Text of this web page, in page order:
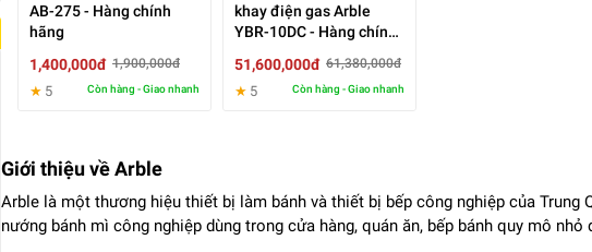
AB-275 - Hàng chính
hãng
1,400,000đ 1,900,000đ
★ 5 Còn hàng - Giao nhanh
khay điện gas Arble
YBR-10DC - Hàng chính
51,600,000đ 61,380,000đ
★ 5 Còn hàng - Giao nhanh
Giới thiệu về Arble
Arble là một thương hiệu thiết bị làm bánh và thiết bị bếp công nghiệp của
nướng bánh mì công nghiệp dùng trong cửa hàng, quán ăn, bếp bánh quy mô nhỏ